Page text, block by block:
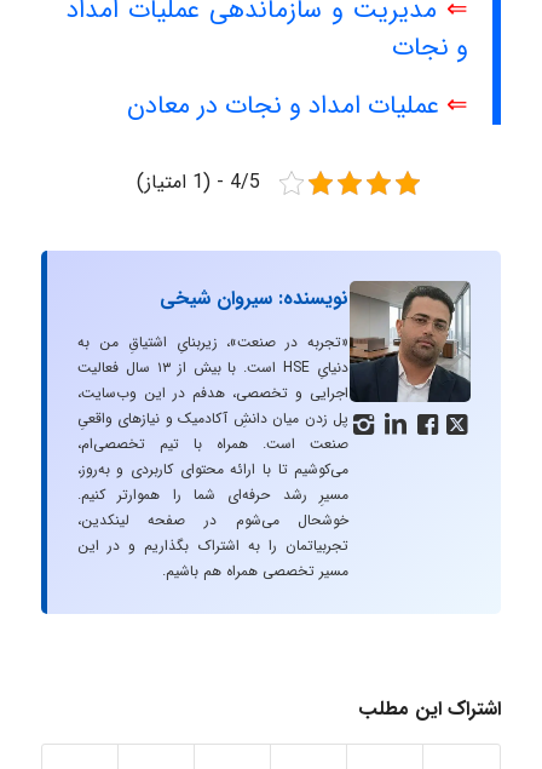
⇐ مدیریت و سازماندهی عملیات امداد
و نجات
⇐ عملیات امداد و نجات در معادن
4/5 - (1 امتیاز)
   
نویسنده: سیروان شیخی
«تجربه در صنعت»، زیربنایِ اشتیاقِ من به
دنیایِ HSE است. با بیش از ۱۳ سال فعالیت
اجرایی و تخصصی، هدفم در این وب‌سایت،
پل زدن میان دانشِ آکادمیک و نیازهای واقعیِ
صنعت است. همراه با تیم تخصصی‌ام،
می‌کوشیم تا با ارائه محتوای کاربردی و به‌روز،
مسیرِ رشد حرفه‌ای شما را هموارتر کنیم.
خوشحال می‌شوم در صفحه لینکدین،
تجربیاتمان را به اشتراک بگذاریم و در این
مسیر تخصصی همراه هم باشیم.
اشتراک این مطلب